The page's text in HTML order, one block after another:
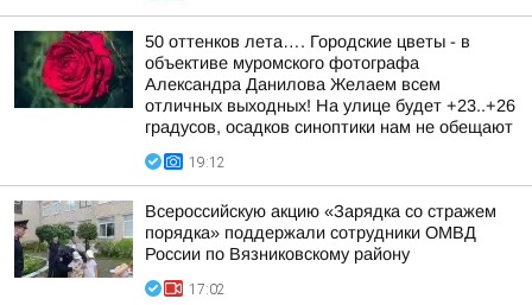
50 оттенков лета…. Городские цветы - в
объективе муромского фотографа
Александра Данилова Желаем всем
отличных выходных! На улице будет +23..+26
градусов, осадков синоптики нам не обещают
19:12
Всероссийскую акцию «Зарядка со стражем
порядка» поддержали сотрудники ОМВД
России по Вязниковскому району
17:02